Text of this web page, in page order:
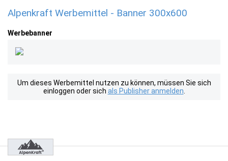
Alpenkraft Werbemittel - Banner 300x600
Werbebanner
Um dieses Werbemittel nutzen zu können, müssen Sie sich
einloggen oder sich als Publisher anmelden